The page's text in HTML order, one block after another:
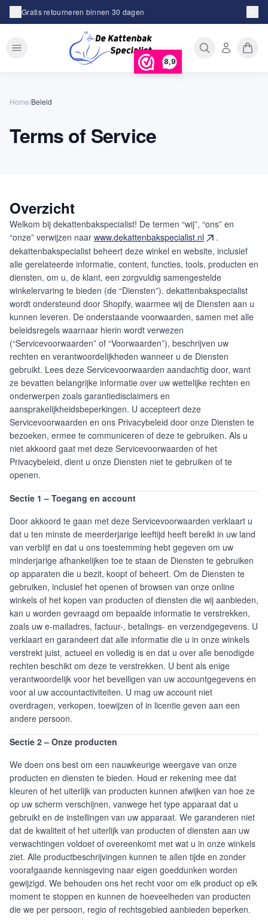
8,9
Gratis retourneren binnen 30 dagen
Home/Beleid
Terms of Service
Overzicht
Welkom bij dekattenbakspecialist! De termen “wij”, “ons” en
“onze” verwijzen naar www.dekattenbakspecialist.nl
.
dekattenbakspecialist beheert deze winkel en website, inclusief
alle gerelateerde informatie, content, functies, tools, producten en
diensten, om u, de klant, een zorgvuldig samengestelde
winkelervaring te bieden (de “Diensten”). dekattenbakspecialist
wordt ondersteund door Shopify, waarmee wij de Diensten aan u
kunnen leveren. De onderstaande voorwaarden, samen met alle
beleidsregels waarnaar hierin wordt verwezen
(“Servicevoorwaarden” of “Voorwaarden”), beschrijven uw
rechten en verantwoordelijkheden wanneer u de Diensten
gebruikt. Lees deze Servicevoorwaarden aandachtig door, want
ze bevatten belangrijke informatie over uw wettelijke rechten en
onderwerpen zoals garantiedisclaimers en
aansprakelijkheidsbeperkingen. U accepteert deze
Servicevoorwaarden en ons Privacybeleid door onze Diensten te
bezoeken, ermee te communiceren of deze te gebruiken. Als u
niet akkoord gaat met deze Servicevoorwaarden of het
Privacybeleid, dient u onze Diensten niet te gebruiken of te
openen.
Sectie 1 – Toegang en account
Door akkoord te gaan met deze Servicevoorwaarden verklaart u
dat u ten minste de meerderjarige leeftijd heeft bereikt in uw land
van verblijf en dat u ons toestemming hebt gegeven om uw
minderjarige afhankelijken toe te staan de Diensten te gebruiken
op apparaten die u bezit, koopt of beheert. Om de Diensten te
gebruiken, inclusief het openen of browsen van onze online
winkels of het kopen van producten of diensten die wij aanbieden,
kan u worden gevraagd om bepaalde informatie te verstrekken,
zoals uw e-mailadres, factuur-, betalings- en verzendgegevens. U
verklaart en garandeert dat alle informatie die u in onze winkels
verstrekt juist, actueel en volledig is en dat u over alle benodigde
rechten beschikt om deze te verstrekken. U bent als enige
verantwoordelijk voor het beveiligen van uw accountgegevens en
voor al uw accountactiviteiten. U mag uw account niet
overdragen, verkopen, toewijzen of in licentie geven aan een
andere persoon.
Sectie 2 – Onze producten
We doen ons best om een nauwkeurige weergave van onze
producten en diensten te bieden. Houd er rekening mee dat
kleuren of het uiterlijk van producten kunnen afwijken van hoe ze
op uw scherm verschijnen, vanwege het type apparaat dat u
gebruikt en de instellingen van uw apparaat. We garanderen niet
dat de kwaliteit of het uiterlijk van producten of diensten aan uw
verwachtingen voldoet of overeenkomt met wat u in onze winkels
ziet. Alle productbeschrijvingen kunnen te allen tijde en zonder
voorafgaande kennisgeving naar eigen goeddunken worden
gewijzigd. We behouden ons het recht voor om elk product op elk
moment te stoppen en kunnen de hoeveelheden van producten
die we per persoon, regio of rechtsgebied aanbieden beperken.